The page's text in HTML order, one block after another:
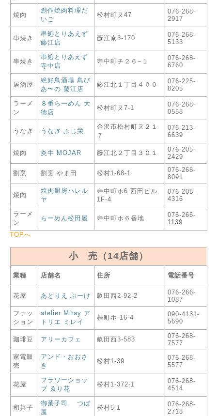
焼肉
創作焼肉料理だ
いご
松村町ヌ47
076-268-
2917
串焼き
串処とりあえず
藤江店
藤江南3-170
076-268-
5133
串焼き
串処とりあえず
寺中店
寺中町チ２６−１
076-268-
6760
居酒屋
絶好鳥酒場 鳥び
あ〜の 藤江店
藤江北１丁目４００
076-225-
8205
ラーメ
ン
８番らーめん 大
徳店
松村町ヌ7-1
076-268-
0558
うなぎ うなぎ ふじ栄
金沢市松村町ヌ２１
７
076-213-
6639
焼肉 炎牛 MOJAR 藤江北２丁目３０１
076-205-
2429
割烹 割烹 やま田 松村1-68-1
076-268-
8091
焼肉
焼肉厨房ハレル
ヤ
寺中町ホ6 西田ビル
1F-4
076-208-
4316
ラーメ
ン
らーめん松田屋 寺中町ホ６番地
076-266-
1139
TOPへ
小 売（14店舗）
業種 店舗名 住所 電話番号
花屋 あとりえ ぶーけ 畝田西2-92-2
076-266-
1087
ファッ
ション
atelier Miray ア
トリエ ミレイ
桂町ホ-16-4
090-4131-
5690
珈琲豆 アリーカフェ 畝田西3-583
076-268-
7577
家電販
売
アンド・おおさ
き
松村1-39
076-268-
5577
花屋
フラワーショッ
プ ゑり花
松村1-372-1
076-268-
4514
和菓子
御菓子司 つば
屋
松村5-1
076-268-
2718